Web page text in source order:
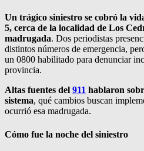
Un trágico siniestro se cobró la
5, cerca de la localidad de Los
madrugada. Dos periodistas
distintos números de emergencia,
un 0800 habilitado para denunciar
provincia.
Altas fuentes del 911 hablaron
sistema, qué cambios buscan
ocurrió esa madrugada.
Cómo fue la noche del siniestro